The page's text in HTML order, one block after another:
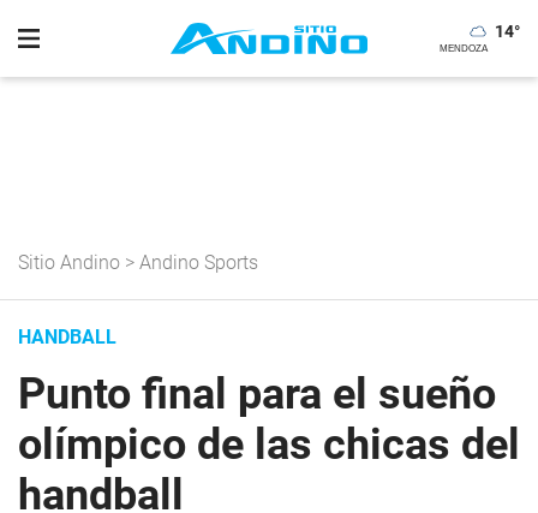
14°
Sitio Andino > Andino Sports
HANDBALL
Punto final para el sueño
olímpico de las chicas del
handball